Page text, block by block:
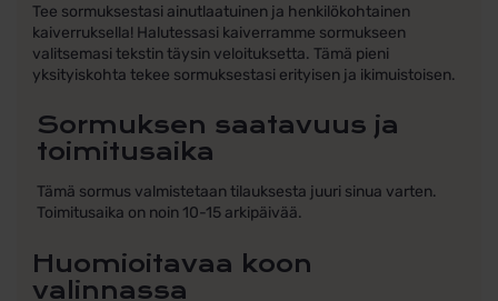
Tee sormuksestasi ainutlaatuinen ja henkilökohtainen
kaiverruksella! Halutessasi kaiverramme sormukseen
valitsemasi tekstin täysin veloituksetta. Tämä pieni
yksityiskohta tekee sormuksestasi erityisen ja ikimuistoisen.
Sormuksen saatavuus ja
toimitusaika
Tämä sormus valmistetaan tilauksesta juuri sinua varten.
Toimitusaika on noin 10-15 arkipäivää.
Huomioitavaa koon
valinnassa